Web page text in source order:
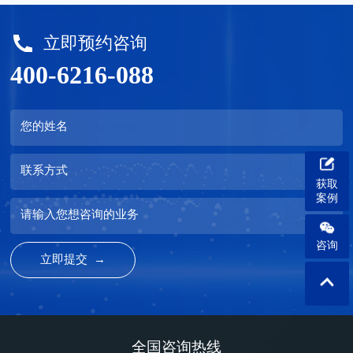
立即预约咨询
400-6216-088
您的姓名
联系方式
请输入您想咨询的业务
全国咨询热线
获取
案例
咨询